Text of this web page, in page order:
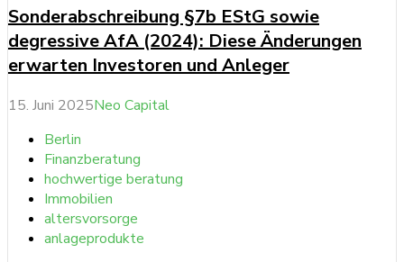
Sonderabschreibung §7b EStG sowie
degressive AfA (2024): Diese Änderungen
erwarten Investoren und Anleger
15. Juni 2025Neo Capital
Berlin
Finanzberatung
hochwertige beratung
Immobilien
altersvorsorge
anlageprodukte